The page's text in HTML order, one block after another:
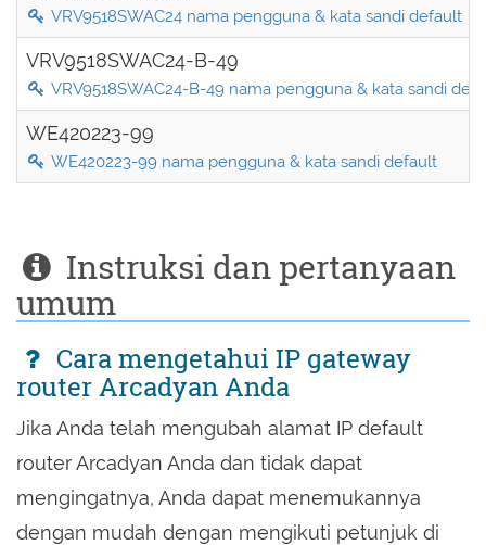
VRV9518SWAC24 nama pengguna & kata sandi default
VRV9518SWAC24-B-49
VRV9518SWAC24-B-49 nama pengguna & kata sandi
WE420223-99
WE420223-99 nama pengguna & kata sandi default
Instruksi dan pertanyaan
umum
Cara mengetahui IP gateway
router Arcadyan Anda
Jika Anda telah mengubah alamat IP default
router Arcadyan Anda dan tidak dapat
mengingatnya, Anda dapat menemukannya
dengan mudah dengan mengikuti petunjuk di